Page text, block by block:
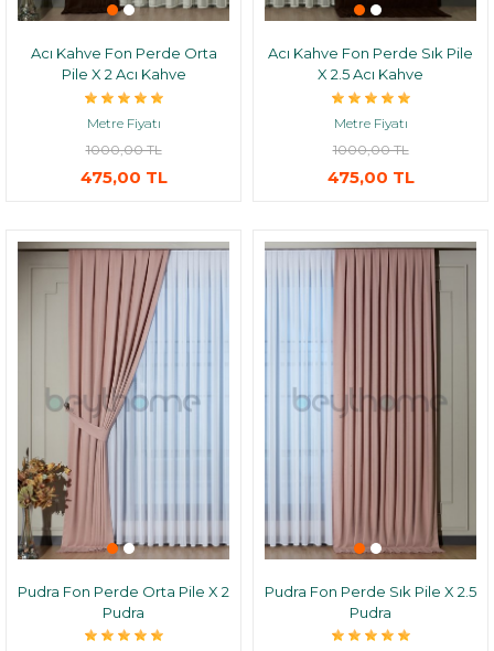
Acı Kahve Fon Perde Orta
Pile X 2 Acı Kahve
Metre Fiyatı
1000,00 TL
475,00 TL
Acı Kahve Fon Perde Sık Pile
X 2.5 Acı Kahve
Metre Fiyatı
1000,00 TL
475,00 TL
Pudra Fon Perde Orta Pile X 2
Pudra
Pudra Fon Perde Sık Pile X 2.5
Pudra